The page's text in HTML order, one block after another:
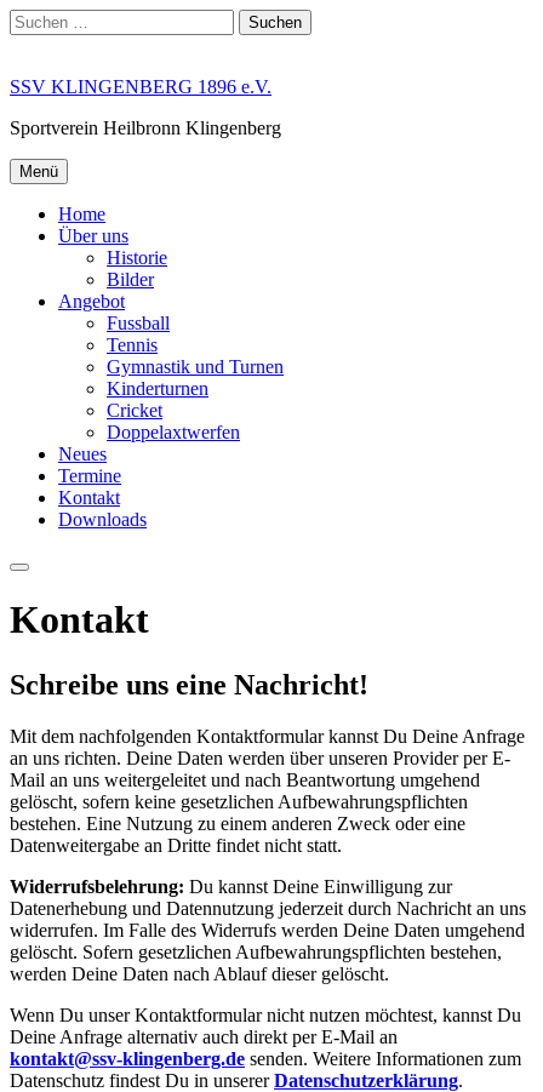
Springe
zum
Suchen
nach:
SSV KLINGENBERG 1896 e.V.
Sportverein Heilbronn Klingenberg
Menü
Home
Über uns
Historie
Bilder
Angebot
Fussball
Tennis
Gymnastik und Turnen
Kinderturnen
Cricket
Doppelaxtwerfen
Neues
Termine
Kontakt
Downloads
Suchen
Kontakt
Schreibe uns eine Nachricht!
Mit dem nachfolgenden Kontaktformular kannst Du Deine Anfrage
an uns richten. Deine Daten werden über unseren Provider per E-
Mail an uns weitergeleitet und nach Beantwortung umgehend
gelöscht, sofern keine gesetzlichen Aufbewahrungspflichten
bestehen. Eine Nutzung zu einem anderen Zweck oder eine
Datenweitergabe an Dritte findet nicht statt.
Widerrufsbelehrung: Du kannst Deine Einwilligung zur
Datenerhebung und Datennutzung jederzeit durch Nachricht an uns
widerrufen. Im Falle des Widerrufs werden Deine Daten umgehend
gelöscht. Sofern gesetzlichen Aufbewahrungspflichten bestehen,
werden Deine Daten nach Ablauf dieser gelöscht.
Wenn Du unser Kontaktformular nicht nutzen möchtest, kannst Du
Deine Anfrage alternativ auch direkt per E-Mail an
kontakt@ssv-klingenberg.de senden. Weitere Informationen zum
Datenschutz findest Du in unsererDatenschutzerklärung.